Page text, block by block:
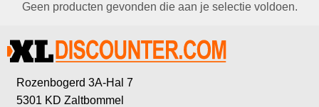
Geen producten gevonden die aan je selectie voldoen.
Rozenbogerd 3A-Hal 7
5301 KD Zaltbommel